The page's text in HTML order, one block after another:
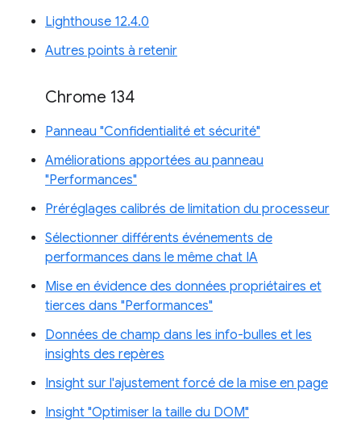
Lighthouse 12.4.0
Autres points à retenir
Chrome 134
Panneau "Confidentialité et sécurité"
Améliorations apportées au panneau
"Performances"
Préréglages calibrés de limitation du processeur
Sélectionner différents événements de
performances dans le même chat IA
Mise en évidence des données propriétaires et
tierces dans "Performances"
Données de champ dans les info-bulles et les
insights des repères
Insight sur l'ajustement forcé de la mise en page
Insight "Optimiser la taille du DOM"